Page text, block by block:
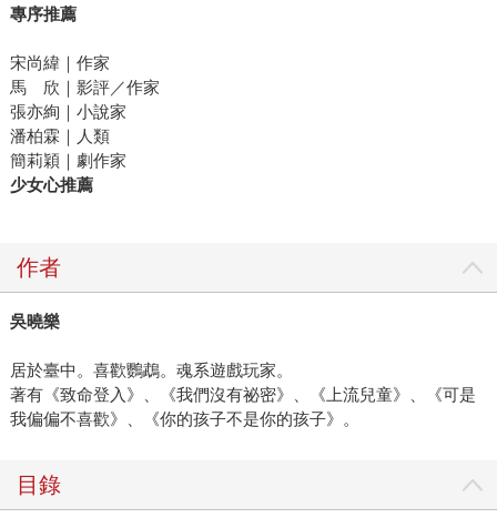
專序推薦
宋尚緯｜作家
馬 欣｜影評／作家
張亦絢｜小說家
潘柏霖｜人類
簡莉穎｜劇作家
少女心推薦
作者
吳曉樂
居於臺中。喜歡鸚鵡。魂系遊戲玩家。
著有《致命登入》、《我們沒有祕密》、《上流兒童》、《可是
我偏偏不喜歡》、《你的孩子不是你的孩子》。
目錄